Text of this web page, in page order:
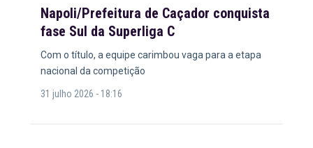
Napoli/Prefeitura de Caçador conquista
fase Sul da Superliga C
Com o título, a equipe carimbou vaga para a etapa
nacional da competição
31 julho 2026 - 18:16